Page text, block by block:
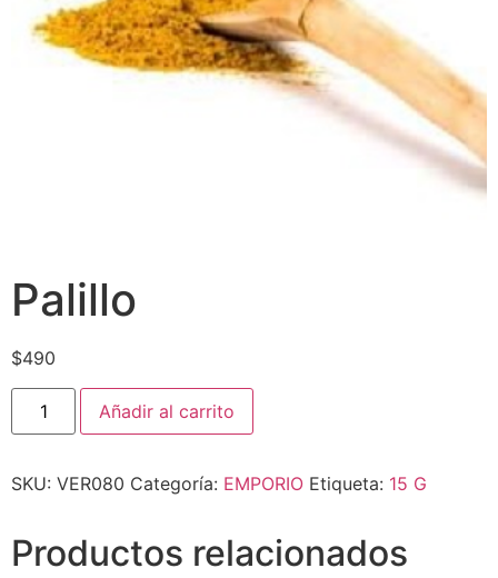
Palillo
$490
Añadir al carrito
SKU: VER080 Categoría: EMPORIO Etiqueta: 15 G
Productos relacionados